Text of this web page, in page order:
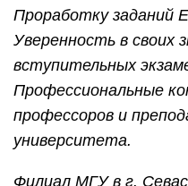
Проработку заданий
Уверенность в своих
вступительных
Профессиональные
профессоров и
университета.
Филиал МГУ в г.